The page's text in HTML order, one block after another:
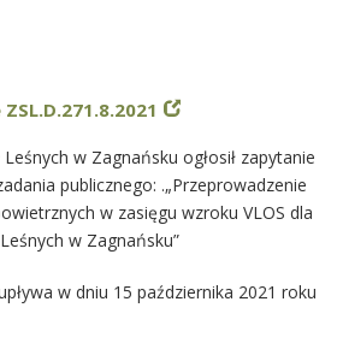
w Zagnańsku ogłosił zapytanie
publicznego: .„Przeprowadzenie
w zasięgu wzroku VLOS dla
w Zagnańsku”
w dniu 15 października 2021 roku